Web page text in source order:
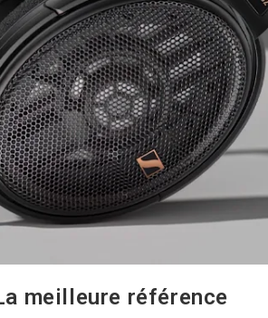
meilleure référence